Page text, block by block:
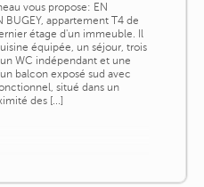
vous propose: EN
BUGEY, appartement T4 de
étage d'un immeuble. Il
équipée, un séjour, trois
WC indépendant et une
balcon exposé sud avec
situé dans un
des [...]